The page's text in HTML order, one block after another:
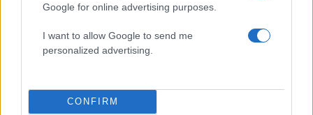
Google for online advertising purposes.
I want to allow Google to send me
personalized advertising.
CONFIRM
ιδιαίτερος ο ρόλος της Ιορδανίας στην
προστασία των χριστιανικών πληθυσμών».
συναντήσεις στο Κατάρ. Η Ελλάδα έχει εκφράσει
την αλληλεγγύη της στα κράτη του Κόλπου και